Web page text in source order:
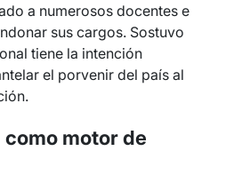
a numerosos docentes e
sus cargos. Sostuvo
tiene la intención
el porvenir del país al
motor de